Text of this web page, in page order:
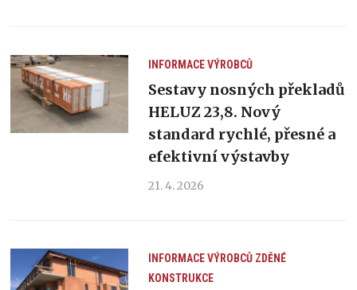
INFORMACE VÝROBCŮ
Sestavy nosných překladů
HELUZ 23,8. Nový
standard rychlé, přesné a
efektivní výstavby
21. 4. 2026
INFORMACE VÝROBCŮ ZDĚNÉ
KONSTRUKCE